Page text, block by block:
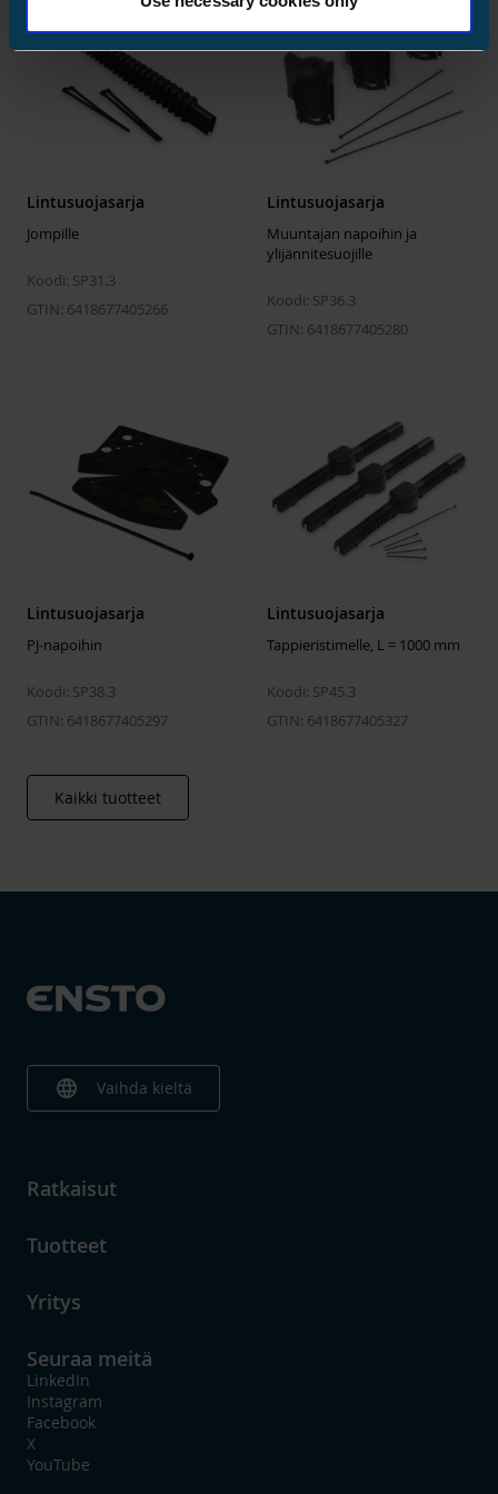
Lintusuojasarja
Jompille
Koodi: SP31.3
GTIN: 6418677405266
Lintusuojasarja
Muuntajan napoihin ja
ylijännitesuojille
Koodi: SP36.3
GTIN: 6418677405280
Lintusuojasarja
PJ-napoihin
Koodi: SP38.3
GTIN: 6418677405297
Lintusuojasarja
Tappieristimelle, L = 1000 mm
Koodi: SP45.3
GTIN: 6418677405327
Kaikki tuotteet
language Vaihda kieltä
Ratkaisut
Tuotteet
Yritys
Seuraa meitä
LinkedIn
Instagram
Facebook
X
YouTube